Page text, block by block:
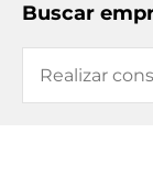
Buscar